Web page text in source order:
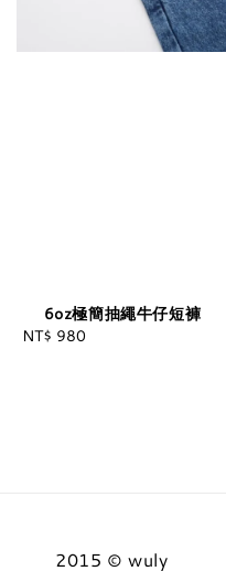
6oz極簡抽繩牛仔短褲
Regular
NT$ 980
2015 © wuly